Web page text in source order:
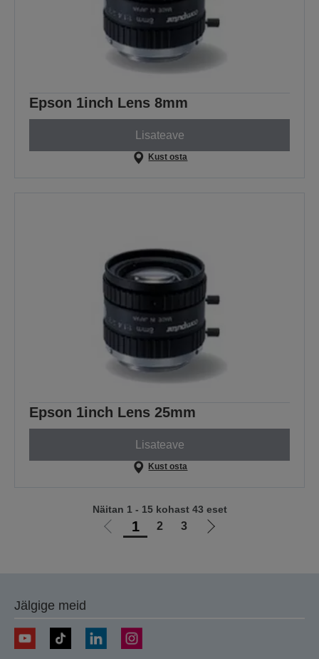
Epson 1inch Lens 8mm
Lisateave
Kust osta
Epson 1inch Lens 25mm
Lisateave
Kust osta
Liigu1 2 3
Liigu
Näitan 1 - 15 kohast 43 eset
Jälgige meid